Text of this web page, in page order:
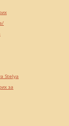
Stelya
за